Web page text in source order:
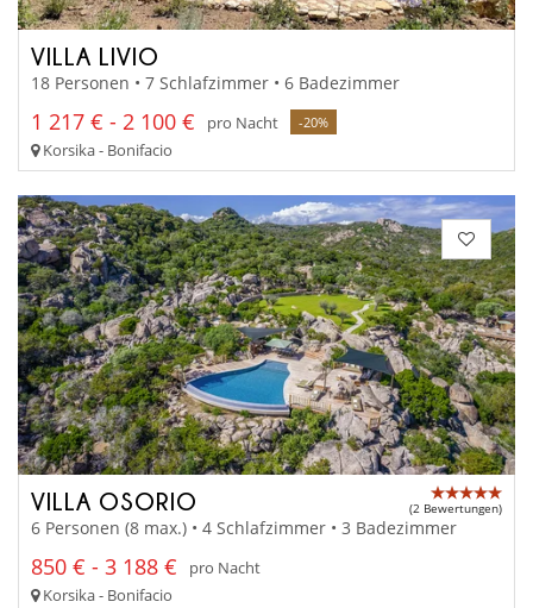
VILLA LIVIO
18 Personen • 7 Schlafzimmer • 6 Badezimmer
1 217 € - 2 100 € pro Nacht -20%
Korsika - Bonifacio
VILLA OSORIO (2 Bewertungen)
6 Personen (8 max.) • 4 Schlafzimmer • 3 Badezimmer
850 € - 3 188 €
pro Nacht
Korsika - Bonifacio